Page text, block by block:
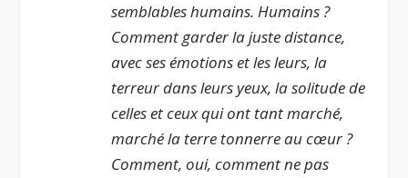
semblables humains. Humains ?
Comment garder la juste distance,
avec ses émotions et les leurs, la
terreur dans leurs yeux, la solitude de
celles et ceux qui ont tant marché,
marché la terre tonnerre au cœur ?
Comment, oui, comment ne pas